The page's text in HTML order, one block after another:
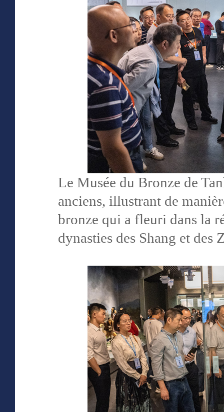
Le Musée du Bronze de
anciens, illustrant de
bronze qui a fleuri dans la
dynasties des Shang et